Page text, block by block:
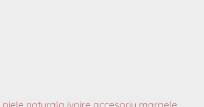
naturala ivoire accesoriu margele